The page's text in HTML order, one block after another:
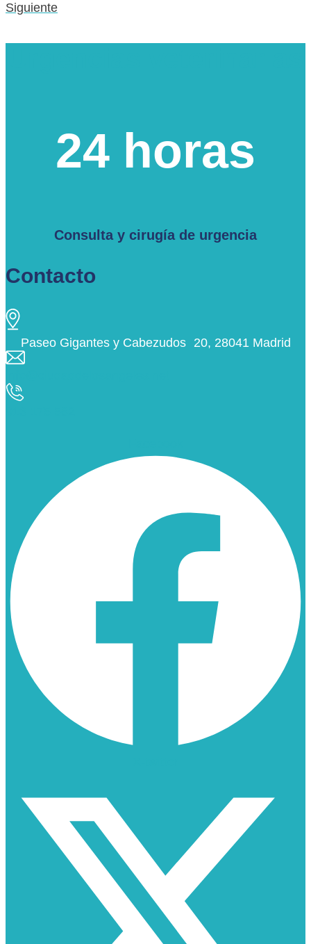
Siguiente
24 horas
Consulta y cirugía de urgencia
Contacto
Paseo Gigantes y Cabezudos 20, 28041 Madrid